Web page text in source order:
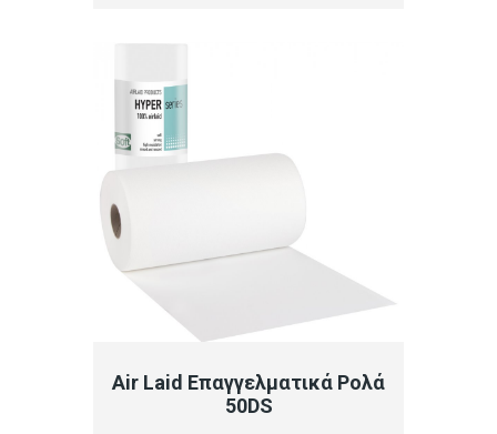
Air Laid Επαγγελματικά Ρολά
50DS